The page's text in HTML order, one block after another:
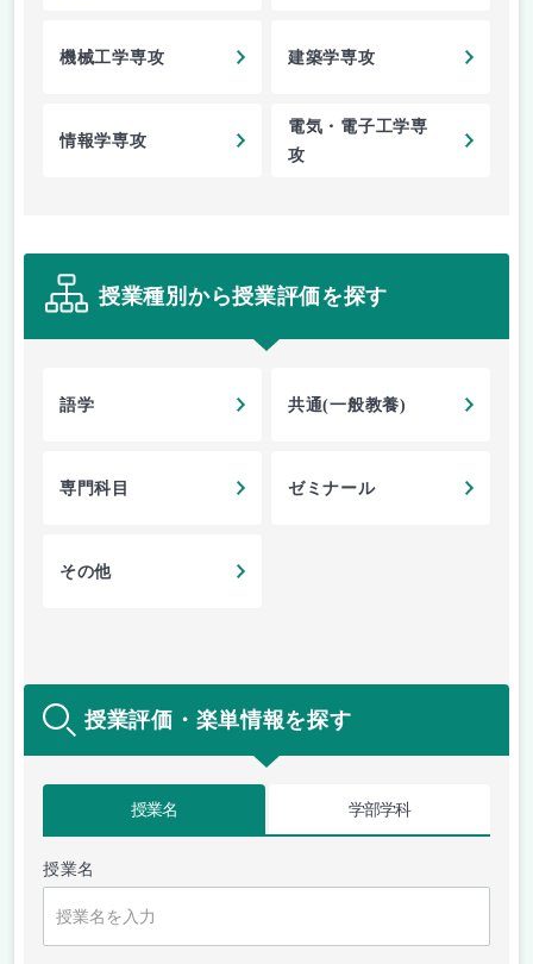
機械工学専攻 建築学専攻
情報学専攻
電気・電子工学専
攻
授業種別から授業評価を探す
語学 共通(一般教養)
専門科目 ゼミナール
その他
授業評価・楽単情報を探す
授業名 学部学科
授業名